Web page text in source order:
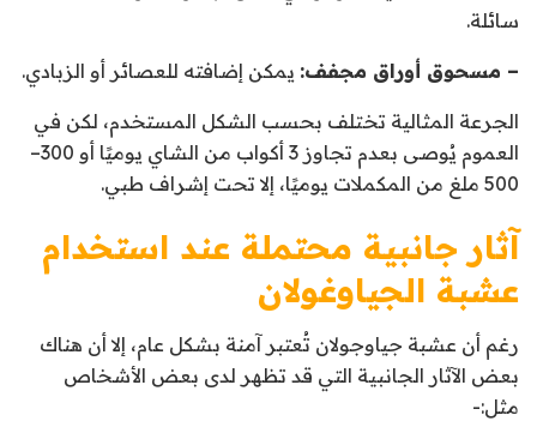
سائلة.
– مسحوق أوراق مجفف: يمكن إضافته للعصائر أو الزبادي.
الجرعة المثالية تختلف بحسب الشكل المستخدم، لكن في
العموم يُوصى بعدم تجاوز 3 أكواب من الشاي يوميًا أو 300–
500 ملغ من المكملات يوميًا، إلا تحت إشراف طبي.
آثار جانبية محتملة عند استخدام
عشبة الجياوغولان
رغم أن عشبة جياوجولان تُعتبر آمنة بشكل عام، إلا أن هناك
بعض الآثار الجانبية التي قد تظهر لدى بعض الأشخاص
مثل:-